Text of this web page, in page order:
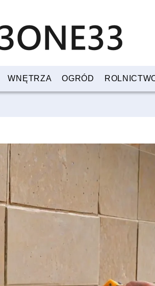
WNĘTRZA OGRÓD